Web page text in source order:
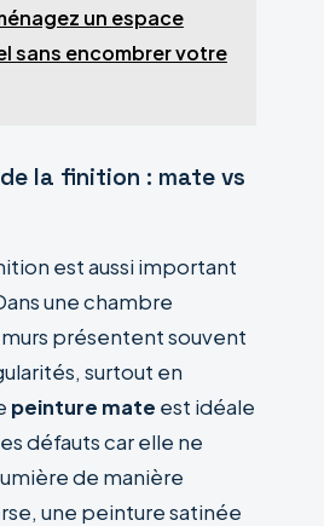
un espace
sans encombrer votre
la finition : mate vs
est aussi important
une chambre
présentent souvent
surtout en
peinture mate est idéale
défauts car elle ne
de manière
une peinture satinée